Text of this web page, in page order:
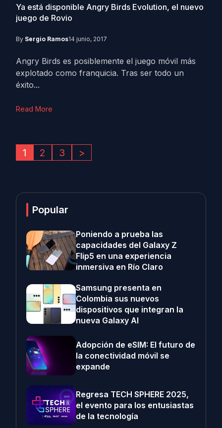
Ya está disponible Angry Birds Evolution, el nuevo
juego de Rovio
By Sergio Ramos14 junio, 2017
Angry Birds es posiblemente el juego móvil más
explotado como franquicia. Tras ser todo un
éxito...
Read More
1 2 3 >
Popular
Poniendo a prueba las
capacidades del Galaxy Z
Flip5 en una experiencia
inmersiva en Río Claro
Samsung presenta en
Colombia sus nuevos
dispositivos que integran la
nueva Galaxy AI
Adopción de eSIM: El futuro de
la conectividad móvil se
expande
Regresa TECH SPHERE 2025,
el evento para los entusiastas
de la tecnología